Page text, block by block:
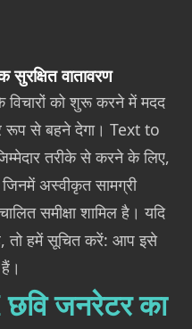
वातावरण
को शुरू करने में मदद
रूप से बहने देगा। Text to
तरीके से करने के लिए,
अस्वीकृत सामग्री
समीक्षा शामिल है। यदि
तो हमें सूचित करें: आप इसे
जनरेटर का